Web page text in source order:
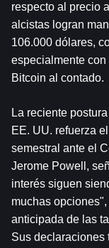
respecto al precio
alcistas logran
106.000 dólares,
especialmente
Bitcoin al contado.
La reciente
EE. UU. refuerza
semestral ante el
Jerome Powell,
interés siguen
muchas
anticipada de las
Sus declaraciones